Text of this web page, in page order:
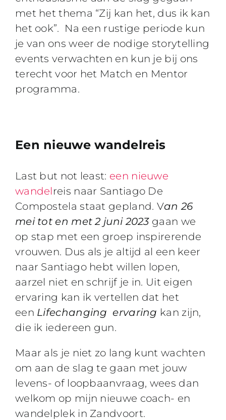
met het thema “Zij kan het, dus ik kan
het ook”. Na een rustige periode kun
je van ons weer de nodige storytelling
events verwachten en kun je bij ons
terecht voor het Match en Mentor
programma.
Een nieuwe wandelreis
Last but not least: een nieuwe
wandelreis naar Santiago De
Compostela staat gepland. Van 26
mei tot en met 2 juni 2023 gaan we
op stap met een groep inspirerende
vrouwen. Dus als je altijd al een keer
naar Santiago hebt willen lopen,
aarzel niet en schrijf je in. Uit eigen
ervaring kan ik vertellen dat het
een Lifechanging ervaring kan zijn,
die ik iedereen gun.
Maar als je niet zo lang kunt wachten
om aan de slag te gaan met jouw
levens- of loopbaanvraag, wees dan
welkom op mijn nieuwe coach- en
wandelplek in Zandvoort.